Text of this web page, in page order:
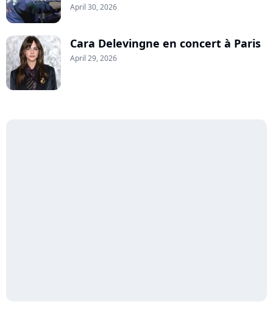
April 30, 2026
Cara Delevingne en concert à Paris
April 29, 2026